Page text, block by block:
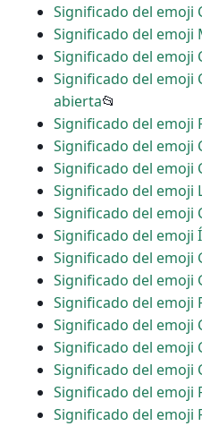
Significado del emoji
Significado del emoji
Significado del emoji
Significado del emoji
abierta📂
Significado del emoji
Significado del emoji
Significado del emoji
Significado del emoji
Significado del emoji
Significado del emoji
Significado del emoji
Significado del emoji
Significado del emoji
Significado del emoji
Significado del emoji
Significado del emoji
Significado del emoji
Significado del emoji